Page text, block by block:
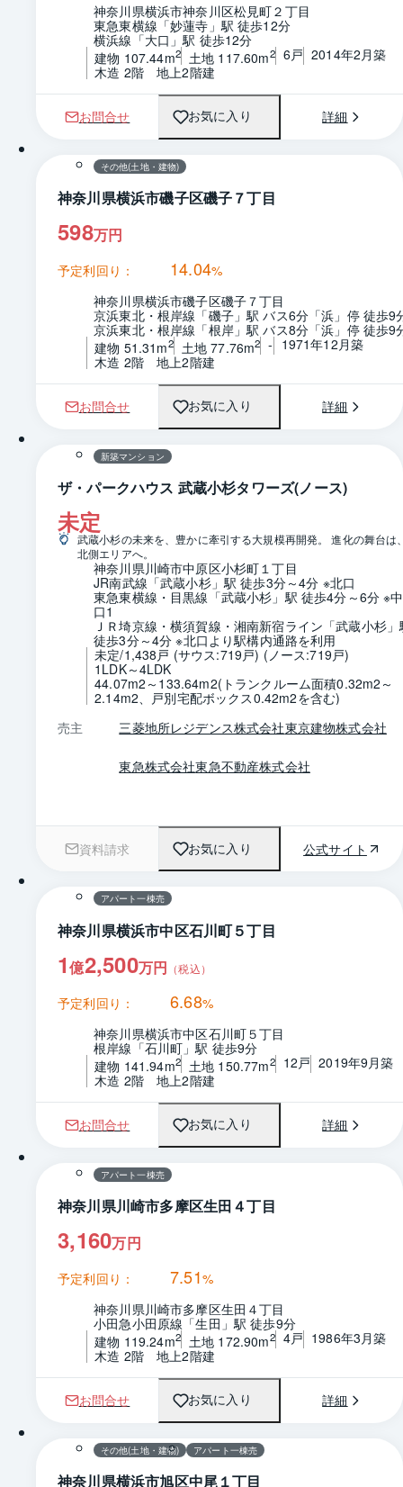
神奈川県横浜市神奈川区松見町２丁目
東急東横線「妙蓮寺」駅 徒歩12分
横浜線「大口」駅 徒歩12分
建物 107.44m2 土地 117.60m2 6戸 2014年2月築
木造 2階　地上2階建
お問合せ お気に入り 詳細
1 / 0 間取り
その他(土地・建物)
神奈川県横浜市磯子区磯子７丁目
598万円
予定利回り： 14.04%
神奈川県横浜市磯子区磯子７丁目
京浜東北・根岸線「磯子」駅 バス6分「浜」停 徒歩9
京浜東北・根岸線「根岸」駅 バス8分「浜」停 徒歩9
建物 51.31m2 土地 77.76m2 - 1971年12月築
木造 2階　地上2階建
お問合せ お気に入り 詳細
新築マンション
ザ・パークハウス 武蔵小杉タワーズ(ノース)
未定
武蔵小杉の未来を、豊かに牽引する大規模再開発。 進化の舞台は
北側エリアへ。
神奈川県川崎市中原区小杉町１丁目
JR南武線「武蔵小杉」駅 徒歩3分～4分 ※北口
東急東横線・目黒線「武蔵小杉」駅 徒歩4分～6分 ※
口1
ＪＲ埼京線・横須賀線・湘南新宿ライン「武蔵小杉」
徒歩3分～4分 ※北口より駅構内通路を利用
未定/1,438戸 (サウス:719戸) (ノース:719戸)
1LDK～4LDK
44.07m2～133.64m2(トランクルーム面積0.32m2～
2.14m2、戸別宅配ボックス0.42m2を含む)
売主
三菱地所レジデンス株式会社東京建物株式会社
東急株式会社東急不動産株式会社
資料請求 お気に入り 公式サイト
1 / 0
アパート一棟売
神奈川県横浜市中区石川町５丁目
1億2,500万円 （税込）
予定利回り： 6.68%
神奈川県横浜市中区石川町５丁目
根岸線「石川町」駅 徒歩9分
建物 141.94m2 土地 150.77m2 12戸 2019年9月築
木造 2階　地上2階建
お問合せ お気に入り 詳細
1 / 0 間取り
アパート一棟売
神奈川県川崎市多摩区生田４丁目
3,160万円
予定利回り： 7.51%
神奈川県川崎市多摩区生田４丁目
小田急小田原線「生田」駅 徒歩9分
建物 119.24m2 土地 172.90m2 4戸 1986年3月築
木造 2階　地上2階建
お問合せ お気に入り 詳細
1 / 0 間取り
その他(土地・建物) アパート一棟売
神奈川県横浜市旭区中尾１丁目